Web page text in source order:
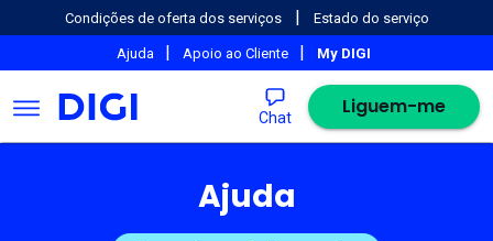
Condições de oferta dos serviços | Estado do serviço
Ajuda | Apoio ao Cliente | My DIGI
Chat Liguem-me
Ajuda